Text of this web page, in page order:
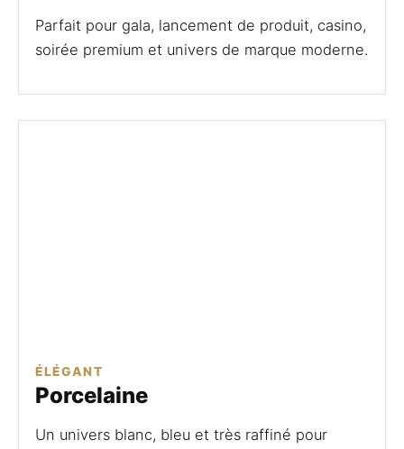
Parfait pour gala, lancement de produit, casino,
soirée premium et univers de marque moderne.
ÉLÉGANT
Porcelaine
Un univers blanc, bleu et très raffiné pour